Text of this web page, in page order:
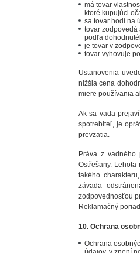
má tovar
ktoré kupujúci
sa tovar hodí na
tovar
podľa
je tovar v
tovar vyhovuje
Ustanovenia
nižšia cena
miere používania
Ak sa vada
spotrebiteľ, je
prevzatia.
Práva z vadného
Ostřešany.
takého
závada
zodpovednosťou
Reklamačný
10. Ochrana
Ochrana